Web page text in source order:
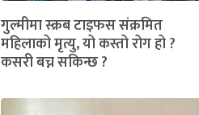
गुल्मीमा स्क्रब टाइफस संक्रमित
महिलाको मृत्यु, यो कस्तो रोग हो ?
कसरी बच्न सकिन्छ ?